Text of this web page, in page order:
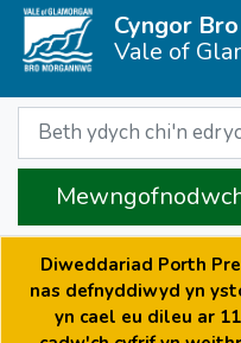
Cyngor
Vale of
Diweddariad Porth
nas defnyddiwyd yn
yn cael eu dileu ar